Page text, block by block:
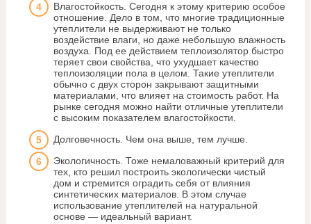
Влагостойкость. Сегодня к этому критерию особое
отношение. Дело в том, что многие традиционные
утеплители не выдерживают не только
воздействие влаги, но даже небольшую влажность
воздуха. Под ее действием теплоизолятор быстро
теряет свои свойства, что ухудшает качество
теплоизоляции пола в целом. Такие утеплители
обычно с двух сторон закрывают защитными
материалами, что влияет на стоимость работ. На
рынке сегодня можно найти отличные утеплители
с высоким показателем влагостойкости.
Долговечность. Чем она выше, тем лучше.
Экологичность. Тоже немаловажный критерий для
тех, кто решил построить экологически чистый
дом и стремится оградить себя от влияния
синтетических материалов. В этом случае
использование утеплителей на натуральной
основе — идеальный вариант.